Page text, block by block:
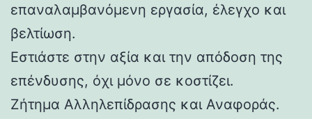
επαναλαμβανόμενη εργασία, έλεγχο και
βελτίωση.
Εστιάστε στην αξία και την απόδοση της
επένδυσης, όχι μόνο σε κοστίζει.
Ζήτημα Αλληλεπίδρασης και Αναφοράς.